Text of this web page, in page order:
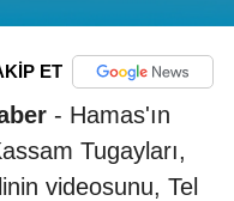
ET
- Hamas'ın
Tugayları,
videosunu, Tel